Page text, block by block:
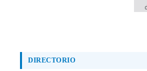
DIRECTORIO